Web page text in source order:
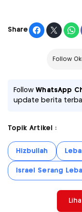
Share
Follow
FollowWhatsApp
update berita
Topik Artikel :
Hizbullah
Israel Serang